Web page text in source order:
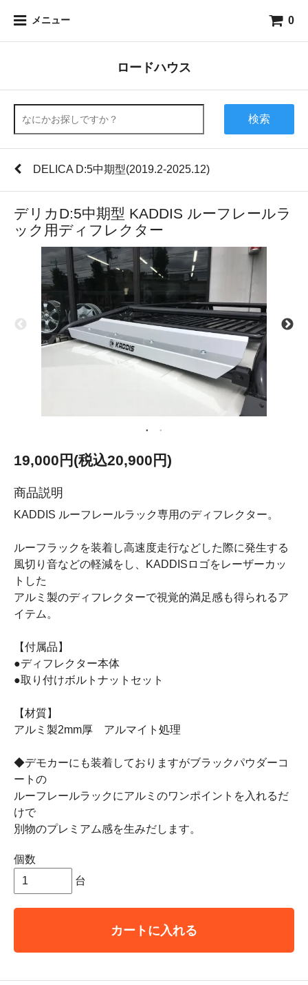
メニュー 0
ロードハウス
検索
DELICA D:5中期型(2019.2-2025.12)
デリカD:5中期型 KADDIS ルーフレールラ
ック用ディフレクター
19,000円(税込20,900円)
商品説明
KADDIS ルーフレールラック専用のディフレクター。
ルーフラックを装着し高速度走行などした際に発生する
風切り音などの軽減をし、KADDISロゴをレーザーカッ
トした
アルミ製のディフレクターで視覚的満足感も得られるア
イテム。
【付属品】
●ディフレクター本体
●取り付けボルトナットセット
【材質】
アルミ製2mm厚 アルマイト処理
◆デモカーにも装着しておりますがブラックパウダーコ
ートの
ルーフレールラックにアルミのワンポイントを入れるだ
けで
別物のプレミアム感を生みだします。
個数
台
カートに入れる